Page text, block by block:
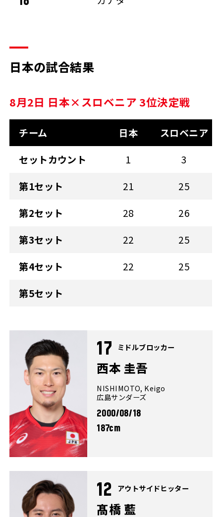
日本の試合結果
8月2日 日本×スロベニア 3位決定戦
チーム 日本
スロベニア
セットカウント
1
3
第1セット
21
25
第2セット
28
26
第3セット
22
25
第4セット
22
25
第5セット
17 ミドルブロッカー
西本 圭吾
NISHIMOTO, Keigo
広島サンダーズ
2000/08/18
187cm
12 アウトサイドヒッター
髙橋 藍